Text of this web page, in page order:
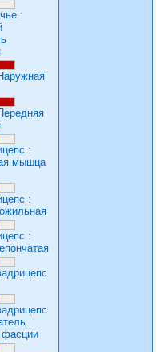
:
:
мышца
:
:
фасции